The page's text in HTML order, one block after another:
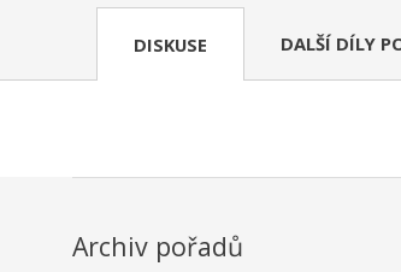
DISKUSE DALŠÍ DÍLY
Archiv pořadů